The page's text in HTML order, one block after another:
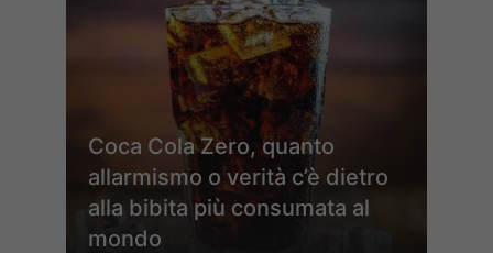
Coca Cola Zero, quanto
allarmismo o verità c’è dietro
alla bibita più consumata al
mondo